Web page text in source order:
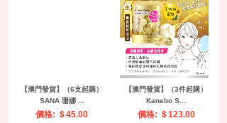
[熱銷] 小穎-哇打底一套3色
15ml...
價格: ＄20.00
多層大容量手提化妝箱跟
妝彩妝收納箱多功能...
價格: ＄370.00